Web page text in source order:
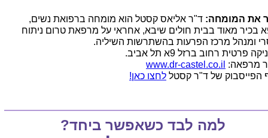
את המומחה: ד"ר אליאס קסטל הוא מומחה ברפואת נשים,
בכיר מאוד בבית חולים שיבא, אחראי על מרפאת טרום ניתוח
ומנהל מרכז הפרעות בהשתרשות השיליה.
פרטית רחוב ברזל 9א תל אביב.
מרפאה: www.dr-castel.co.il
הפייסבוק של ד"ר קסטל לחצו כאן!
למה לבד כשאפשר ביחד?